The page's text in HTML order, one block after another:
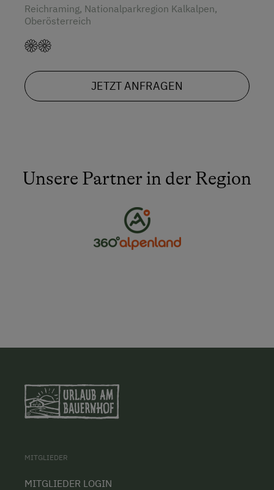
Reichraming, Nationalparkregion Kalkalpen,
Oberösterreich
JETZT ANFRAGEN
Unsere Partner in der Region
MITGLIEDER
MITGLIEDER LOGIN